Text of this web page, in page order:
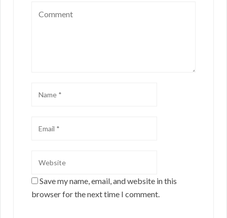
Save my name, email, and website in this
browser for the next time I comment.